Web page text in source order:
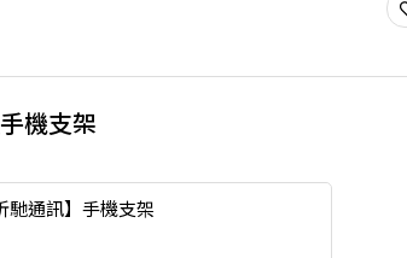
機支架
馳通訊】手機支架